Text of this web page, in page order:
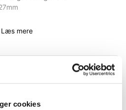
cookies
Læs mere
Dokumenter